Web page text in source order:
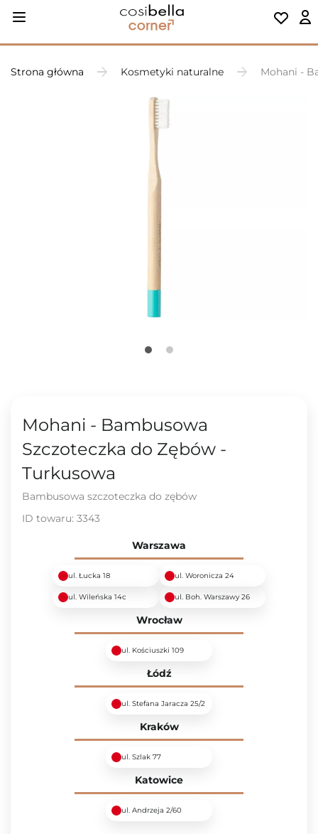
Strona główna Kosmetyki naturalne Mohani -
Mohani - Bambusowa
Szczoteczka do Zębów -
Turkusowa
Bambusowa szczoteczka do zębów
ID towaru: 3343
Warszawa
ul. Łucka 18 ul. Woronicza 24
ul. Wileńska 14c ul. Boh. Warszawy 26
Wrocław
ul. Kościuszki 109
Łódź
ul. Stefana Jaracza 25/2
Kraków
ul. Szlak 77
Katowice
ul. Andrzeja 2/60